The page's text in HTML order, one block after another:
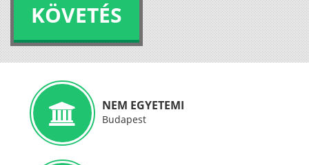
KÖVETÉS
NEM EGYETEMI
Budapest